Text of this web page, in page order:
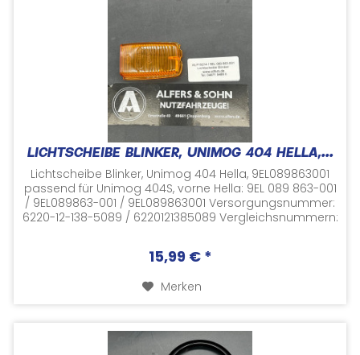
LICHTSCHEIBE BLINKER, UNIMOG 404 HELLA,...
Lichtscheibe Blinker, Unimog 404 Hella, 9EL089863001
passend für Unimog 404S, vorne Hella: 9EL 089 863-001
/ 9EL089863-001 / 9EL089863001 Versorgungsnummer:
6220-12-138-5089 / 6220121385089 Vergleichsnummern:
15,99 € *
Merken